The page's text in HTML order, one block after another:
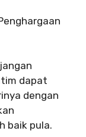
dapat
dengan
baik pula.